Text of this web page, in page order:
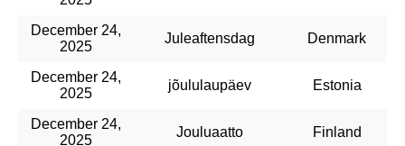
December 24,
2025
Juleaftensdag Denmark
December 24,
2025
jõululaupäev Estonia
December 24,
2025
Jouluaatto Finland